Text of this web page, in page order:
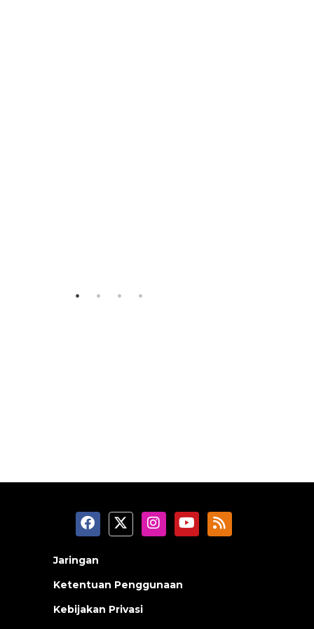
Jaringan
Ketentuan Penggunaan
Kebijakan Privasi